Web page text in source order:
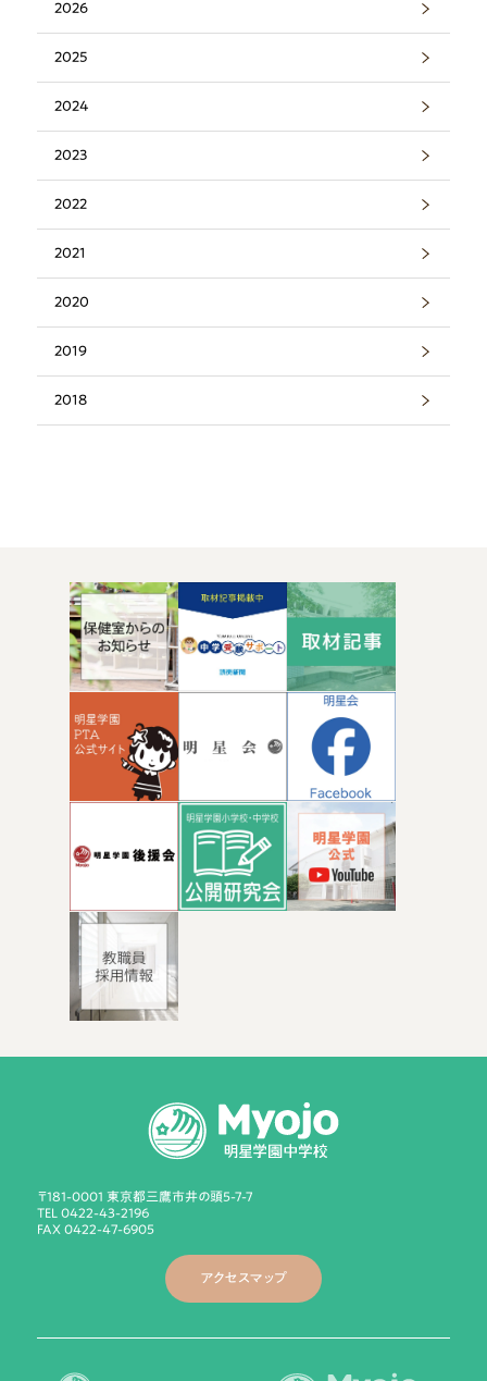
2026
2025
2024
2023
2022
2021
2020
2019
2018
〒181-0001 東京都三鷹市井の頭5-7-7
TEL 0422-43-2196
FAX 0422-47-6905
アクセスマップ